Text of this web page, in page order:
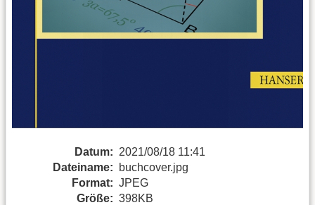
Datum: 2021/08/18 11:41
Dateiname:
buchcover.jpg
Format: JPEG
Größe: 398KB